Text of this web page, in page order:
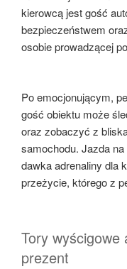
kierowcą jest gość
bezpieczeństwem
osobie prowadzącej
Po emocjonującym,
gość obiektu może
oraz zobaczyć z
samochodu. Jazda
dawka adrenaliny dla
przeżycie, którego z
Tory
prezent